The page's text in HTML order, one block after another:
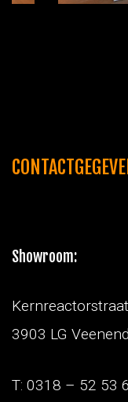
Showroom:
3903 LG
T: 0318 – 52 53